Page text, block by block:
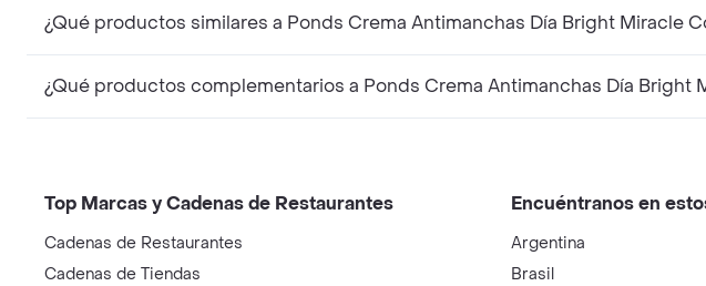
¿Qué productos similares a Ponds Crema Antimanchas Día Bright Miracle
¿Qué productos complementarios a Ponds Crema Antimanchas Día
Top Marcas y Cadenas de Restaurantes
Cadenas de Restaurantes
Cadenas de Tiendas
Encuéntranos en
Argentina
Brasil